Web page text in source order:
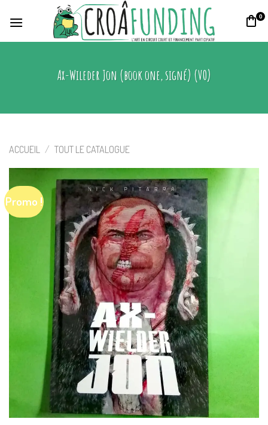
0
Ax-Wileder Jon (book one, signé) (VO)
ACCUEIL / TOUT LE CATALOGUE
Promo !